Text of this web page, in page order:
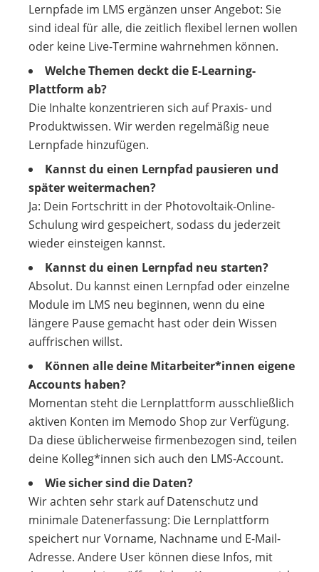
Lernpfade im LMS ergänzen unser Angebot: Sie
sind ideal für alle, die zeitlich flexibel lernen wollen
oder keine Live-Termine wahrnehmen können.
Welche Themen deckt die E-Learning-
Plattform ab?
Die Inhalte konzentrieren sich auf Praxis- und
Produktwissen. Wir werden regelmäßig neue
Lernpfade hinzufügen.
Kannst du einen Lernpfad pausieren und
später weitermachen?
Ja: Dein Fortschritt in der Photovoltaik-Online-
Schulung wird gespeichert, sodass du jederzeit
wieder einsteigen kannst.
Kannst du einen Lernpfad neu starten?
Absolut. Du kannst einen Lernpfad oder einzelne
Module im LMS neu beginnen, wenn du eine
längere Pause gemacht hast oder dein Wissen
auffrischen willst.
Können alle deine Mitarbeiter*innen eigene
Accounts haben?
Momentan steht die Lernplattform ausschließlich
aktiven Konten im Memodo Shop zur Verfügung.
Da diese üblicherweise firmenbezogen sind, teilen
deine Kolleg*innen sich auch den LMS-Account.
Wie sicher sind die Daten?
Wir achten sehr stark auf Datenschutz und
minimale Datenerfassung: Die Lernplattform
speichert nur Vorname, Nachname und E-Mail-
Adresse. Andere User können diese Infos, mit